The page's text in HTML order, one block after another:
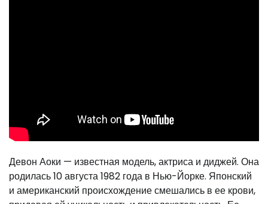
Девон Аоки — известная модель, актриса и диджей. Она
родилась 10 августа 1982 года в Нью-Йорке. Японский
и американский происхождение смешались в ее крови,